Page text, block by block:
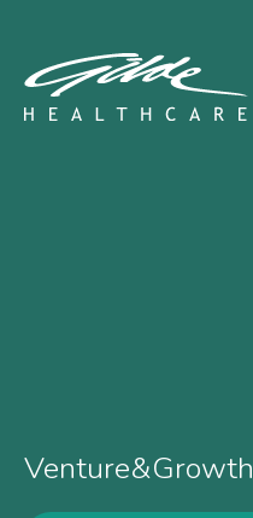
Venture&Growth